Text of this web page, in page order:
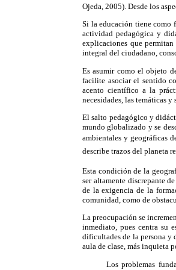
Ojeda, 2005). Desde los
Si la educación tiene como
actividad pedagógica y
explicaciones que
integral del ciudadano,
Es asumir como el objeto
facilite asociar el sentido
acento científico a la
necesidades, las temáticas
El salto pedagógico y
mundo globalizado y se
ambientales y geográficas
describe trazos del planeta
Esta condición de la
ser altamente discrepante
de la exigencia de la
comunidad, como de
La preocupación se
inmediato, pues centra su
dificultades de la persona y
aula de clase, más inquieta
Los problemas